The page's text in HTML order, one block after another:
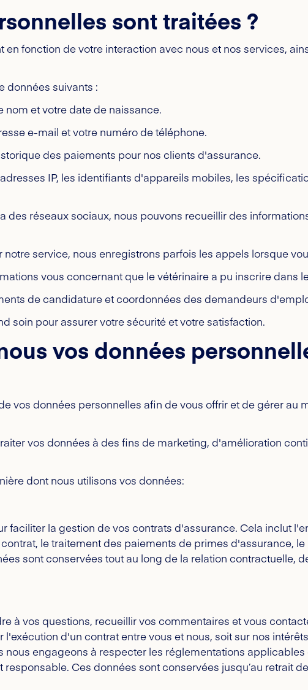
sont traitées ?
fonction de votre interaction avec nous et nos services,
données suivants :
et votre date de naissance.
e-mail et votre numéro de téléphone.
des paiements pour nos clients d'assurance.
IP, les identifiants d'appareils mobiles, les
des réseaux sociaux, nous pouvons recueillir des
service, nous enregistrons parfois les appels lorsque
vous concernant que le vétérinaire a pu inscrire dans
de candidature et coordonnées des demandeurs
soin pour assurer votre sécurité et votre satisfaction.
vos données
vos données personnelles afin de vous offrir et de gérer au
vos données à des fins de marketing, d'amélioration
dont nous utilisons vos données:
faciliter la gestion de vos contrats d'assurance. Cela inclut
le traitement des paiements de primes d'assurance,
sont conservées tout au long de la relation contractuelle,
à vos questions, recueillir vos commentaires et vous
d'un contrat entre vous et nous, soit sur nos
nous engageons à respecter les réglementations
Ces données sont conservées jusqu’au retrait